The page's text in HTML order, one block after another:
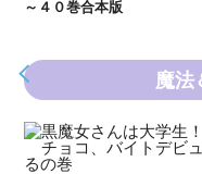
～４０巻合本版
魔法